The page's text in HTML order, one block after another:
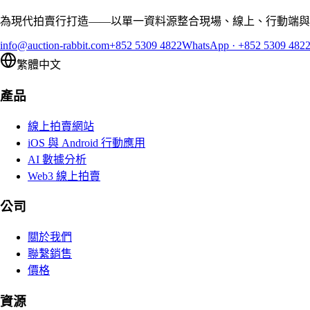
為現代拍賣行打造——以單一資料源整合現場、線上、行動端
info@auction-rabbit.com+852 5309 4822WhatsApp · +852 5309 4822
繁體中文
產品
線上拍賣網站
iOS 與 Android 行動應用
AI 數據分析
Web3 線上拍賣
公司
關於我們
聯繫銷售
價格
資源